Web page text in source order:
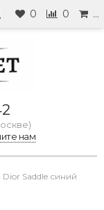
0 0 …
нам
Saddle синий